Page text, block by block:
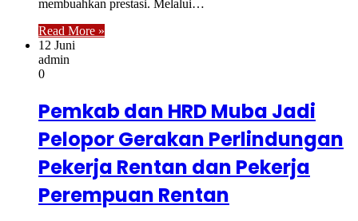
membuahkan prestasi. Melalui…
Read More »
12 Juni
admin
0
Pemkab dan HRD Muba Jadi
Pelopor Gerakan Perlindungan
Pekerja Rentan dan Pekerja
Perempuan Rentan